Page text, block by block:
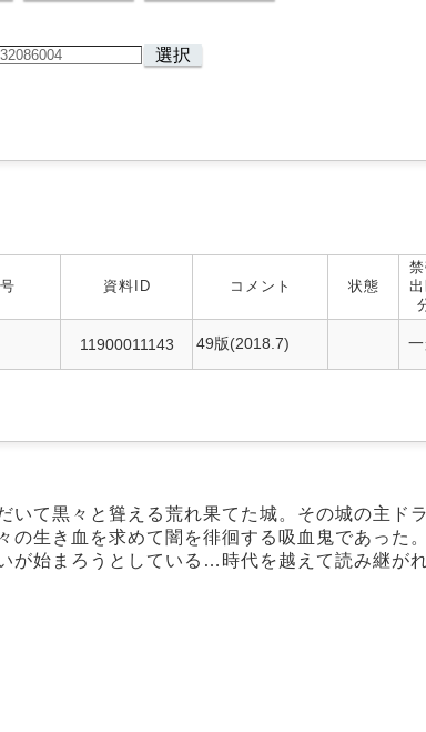
選択
資料ID コメント 状態
11900011143 49版(2018.7)
て黒々と聳える荒れ果てた城。その城の主ド
生き血を求めて闇を徘徊する吸血鬼であった
が始まろうとしている…時代を越えて読み継が